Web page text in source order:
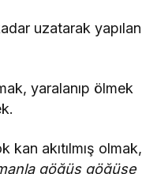
uzatarak yapılan
yaralanıp ölmek
kan akıtılmış olmak,
göğüs göğüse